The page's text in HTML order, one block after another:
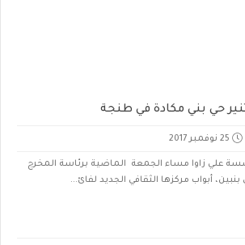
حي بني مكادة في طنجة
25 نوفمبر 2017
علي زاوا مساء الجمعة الماضية برئاسة المخرج
أبواب مركزها الثقافي الجديد لفائ...